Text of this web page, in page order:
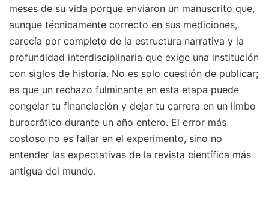
meses de su vida porque enviaron un manuscrito que,
aunque técnicamente correcto en sus mediciones,
carecía por completo de la estructura narrativa y la
profundidad interdisciplinaria que exige una institución
con siglos de historia. No es solo cuestión de publicar;
es que un rechazo fulminante en esta etapa puede
congelar tu financiación y dejar tu carrera en un limbo
burocrático durante un año entero. El error más
costoso no es fallar en el experimento, sino no
entender las expectativas de la revista científica más
antigua del mundo.